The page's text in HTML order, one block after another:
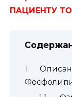
ПАЦИЕНТУ